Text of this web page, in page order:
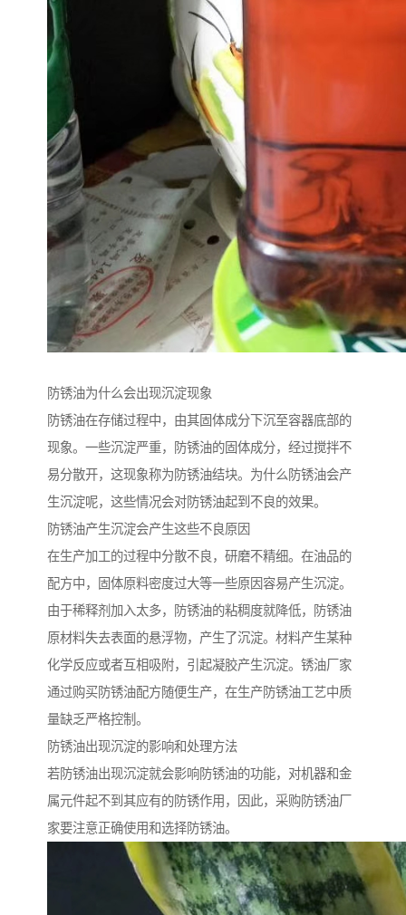
防锈油为什么会出现沉淀现象
防锈油在存储过程中，由其固体成分下沉至容器底部的
现象。一些沉淀严重，防锈油的固体成分，经过搅拌不
易分散开，这现象称为防锈油结块。为什么防锈油会产
生沉淀呢，这些情况会对防锈油起到不良的效果。
防锈油产生沉淀会产生这些不良原因
在生产加工的过程中分散不良，研磨不精细。在油品的
配方中，固体原料密度过大等一些原因容易产生沉淀。
由于稀释剂加入太多，防锈油的粘稠度就降低，防锈油
原材料失去表面的悬浮物，产生了沉淀。材料产生某种
化学反应或者互相吸附，引起凝胶产生沉淀。锈油厂家
通过购买防锈油配方随便生产，在生产防锈油工艺中质
量缺乏严格控制。
防锈油出现沉淀的影响和处理方法
若防锈油出现沉淀就会影响防锈油的功能，对机器和金
属元件起不到其应有的防锈作用，因此，采购防锈油厂
家要注意正确使用和选择防锈油。